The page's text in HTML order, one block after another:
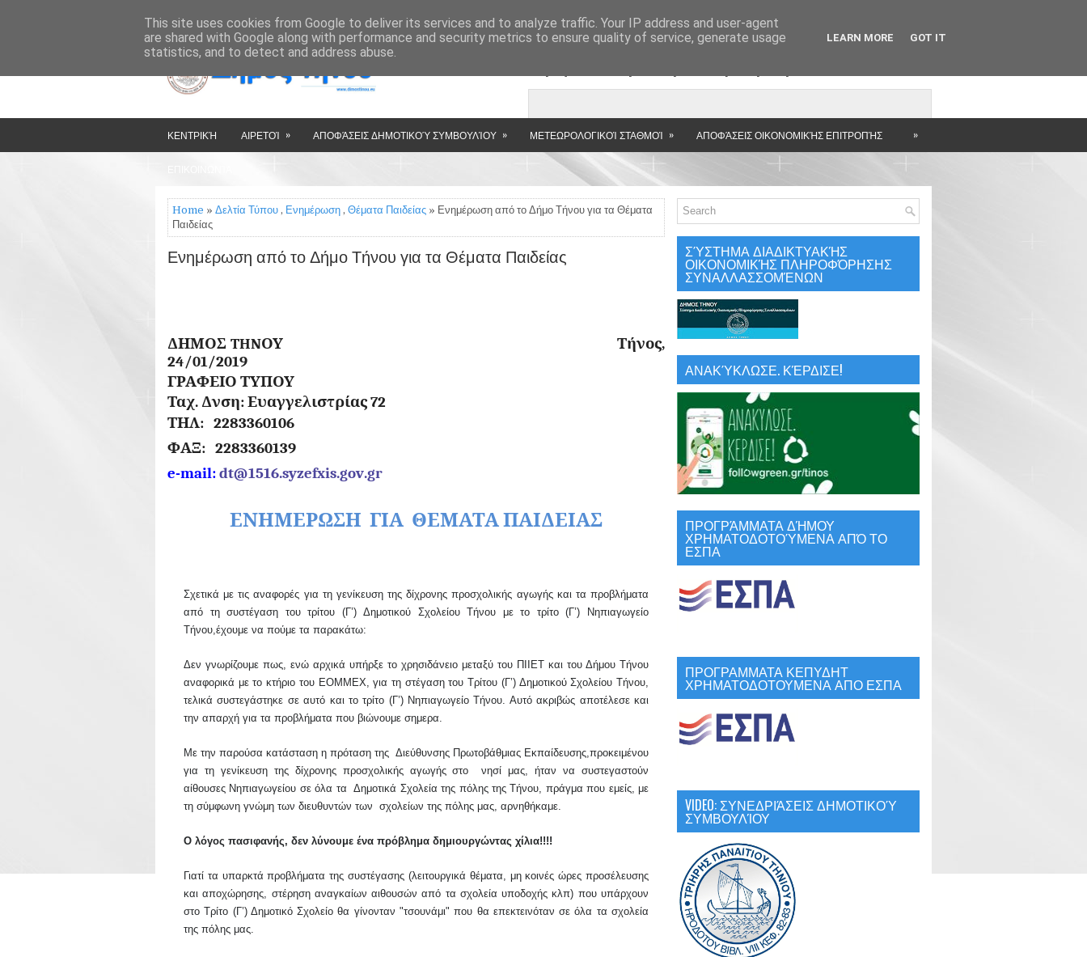
HOME ΔΉΜΟΣ ΤΉΝΟΥ » » »
ΚΕΝΤΡΙΚΉ ΑΙΡΕΤΟΊ » ΑΠΟΦΆΣΕΙΣ ΔΗΜΟΤΙΚΟΎ ΣΥΜΒΟΥΛΊΟΥ » ΜΕΤΕΩΡΟΛΟΓΙΚΟΊ ΣΤΑΘΜΟΊ » ΑΠΟΦΆΣΕΙΣ ΟΙΚΟΝΟΜΙΚΉΣ ΕΠΙΤΡΟΠΉΣ »
Home » Δελτία Τύπου , Ενημέρωση , Θέματα Παιδείας » Ενημέρωση από το Δήμο Τήνου για τα Θέματα
Παιδείας
Ενημέρωση από το Δήμο Τήνου για τα Θέματα Παιδείας
ΔΗΜΟΣ THNΟΥ
Τήνος,
24/01/2019
ΓΡΑΦΕΙΟ ΤΥΠΟΥ
Ταχ. Δνση: Ευαγγελιστρίας 72
ΤΗΛ: 2283360106
ΦΑΞ: 2283360139
e-mail:dt@1516.syzefxis.gov.gr
ΕΝΗΜΕΡΩΣΗ ΓΙΑ ΘΕΜΑΤΑ ΠΑΙΔΕΙΑΣ
Σχετικά με τις αναφορές για τη γενίκευση της δίχρονης προσχολικής αγωγής και τα προβλήματα
από τη συστέγαση του τρίτου (Γ’)Δημοτικού Σχολείου Τήνου με το τρίτο (Γ’) Νηπιαγωγείο
Τήνου,έχουμε να πούμε τα παρακάτω:
Δεν γνωρίζουμε πως, ενώ αρχικά υπήρξε το χρησιδάνειο μεταξύ του ΠΙΙΕΤ και του Δήμου Τήνου
αναφορικά με το κτήριο του ΕΟΜ Μ ΕΧ, για τη στέγαση του Τρίτου (Γ’) Δημοτικού Σχολείου Τήνου,
τελικά συστεγάστηκε σε αυτό και το τρίτο (Γ’) Νηπιαγωγείο Τήνου. Αυτό ακριβώς αποτέλεσε και
την απαρχή για τα προβλήματα που βιώνουμε σημερα.
Με την παρούσα κατάσταση η πρόταση της Διεύθυνσης Πρωτοβάθμιας Εκπαίδευσης,προκειμένου
για τη γενίκευση της δίχρονης προσχολικής αγωγής στο νησί μας, ήταν να συστεγαστούν
αίθουσες Νηπιαγωγείου σε όλα ταΔημοτικά Σχολείατης πόλης της Τήνου, πράγμα που εμείς, με
τη σύμφωνη γνώμη των διευθυντών των σχολείων της πόλης μας, αρνηθήκαμε.
Ο λόγος πασιφανής, δεν λύνουμε ένα πρόβλημα δημιουργώντας χίλια!!!!
Γιατί τα υπαρκτά προβλήματα της συστέγασης (λειτουργικά θέματα, μη κοινές ώρες προσέλευσης
και αποχώρησης, στέρηση αναγκαίων αιθουσώναπό τα σχολεία υποδοχήςκλπ) που υπάρχουν
στο Τρίτο (Γ’) Δημοτικό Σχολείο θα γίνονταν "τσουνάμι" που θα επεκτεινόταν σε όλα τα σχολεία
της πόλης μας.
ΣΎΣΤΗΜΑ ΔΙΑΔΙΚΤΥΑΚΉΣ
ΟΙΚΟΝΟΜΙΚΉΣ ΠΛΗΡΟΦΌΡΗΣΗΣ
ΣΥΝΑΛΛΑΣΣΟΜΈΝΩΝ
ΑΝΑΚΎΚΛΩΣΕ. ΚΈΡΔΙΣΕ!
ΠΡΟΓΡΆΜΜΑΤΑ ΔΉΜΟΥ
ΧΡΗΜΑΤΟΔΟΤΟΎΜΕΝΑ ΑΠΌ ΤΟ
ΕΣΠΑ
ΠΡΟΓΡΑΜΜΑΤΑ ΚΕΠΥΔΗΤ
ΧΡΗΜΑΤΟΔΟΤΟΥΜΕΝΑ ΑΠΟ ΕΣΠΑ
VIDEO: ΣΥΝΕΔΡΙΆΣΕΙΣ ΔΗΜΟΤΙΚΟΎ
ΣΥΜΒΟΥΛΊΟΥ
This site uses cookies from Google to deliver its services and to analyze traffic. Your IP address and user-agent
are shared with Google along with performance and security metrics to ensure quality of service, generate usage
statistics, and to detect and address abuse.
LEARN MORE GOT IT